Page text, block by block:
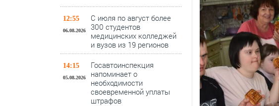
12:55
06.08.2026
С июля по август более
300 студентов
медицинских колледжей
и вузов из 19 регионов
14:15
05.08.2026
Госавтоинспекция
напоминает о
необходимости
своевременной уплаты
штрафов